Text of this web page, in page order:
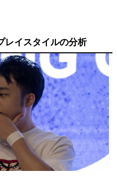
レイスタイルの分析